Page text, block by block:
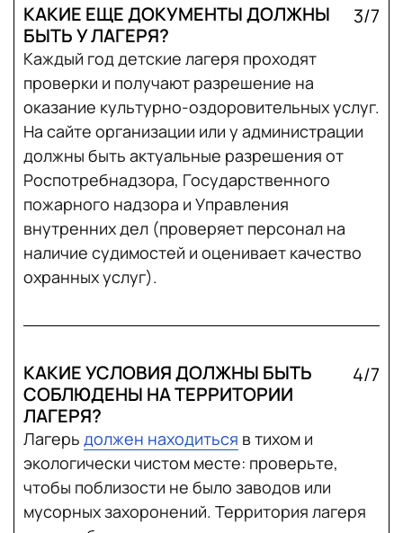
КАКИЕ ЕЩЕ ДОКУМЕНТЫ ДОЛЖНЫ
БЫТЬ У ЛАГЕРЯ?
3/7
Каждый год детские лагеря проходят
проверки и получают разрешение на
оказание культурно-оздоровительных услуг.
На сайте организации или у администрации
должны быть актуальные разрешения от
Роспотребнадзора, Государственного
пожарного надзора и Управления
внутренних дел (проверяет персонал на
наличие судимостей и оценивает качество
охранных услуг).
КАКИЕ УСЛОВИЯ ДОЛЖНЫ БЫТЬ
СОБЛЮДЕНЫ НА ТЕРРИТОРИИ
ЛАГЕРЯ?
4/7
Лагерь должен находиться в тихом и
экологически чистом месте: проверьте,
чтобы поблизости не было заводов или
мусорных захоронений. Территория лагеря